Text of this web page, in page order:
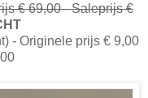
€ 69,00 - Saleprijs €
- Originele prijs € 9,00